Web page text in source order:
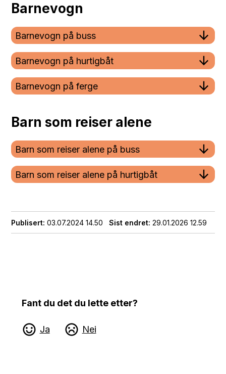
Barnevogn
Barnevogn på buss
Barnevogn på hurtigbåt
Barnevogn på ferge
Barn som reiser alene
Barn som reiser alene på buss
Barn som reiser alene på hurtigbåt
Publisert 03.07.2024 14.50 Sist endret 29.01.2026 12.59
Fant du det du lette etter?
Ja Nei